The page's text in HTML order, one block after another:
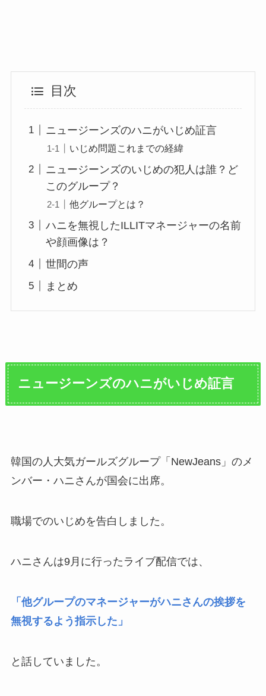
目次
ニュージーンズのハニがいじめ証言
いじめ問題これまでの経緯
ニュージーンズのいじめの犯人は誰？ど
このグループ？
他グループとは？
ハニを無視したILLITマネージャーの名前
や顔画像は？
世間の声
まとめ
ニュージーンズのハニがいじめ証言
韓国の人大気ガールズグループ「NewJeans」のメ
ンバー・ハニさんが国会に出席。
職場でのいじめを告白しました。
ハニさんは9月に行ったライブ配信では、
「他グループのマネージャーがハニさんの挨拶を
無視するよう指示した」
と話していました。